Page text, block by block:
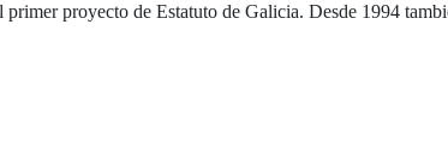
proyecto de Estatuto de Galicia. Desde 1994